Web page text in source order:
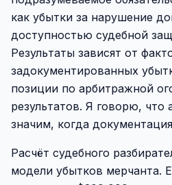
как убытки за нарушение
доступностью судебной
Результаты зависят от
задокументированных
позиции по арбитражной
результатов. Я говорю, что
значим, когда
Расчёт судебного
модели убытков мерчанта.